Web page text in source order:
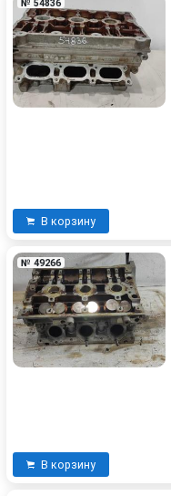
№ 54836
В корзину
№ 49266
В корзину